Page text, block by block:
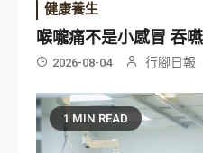
健康養生
喉嚨痛不是小感冒 吞
2026-08-04 行腳日報
1 MIN READ